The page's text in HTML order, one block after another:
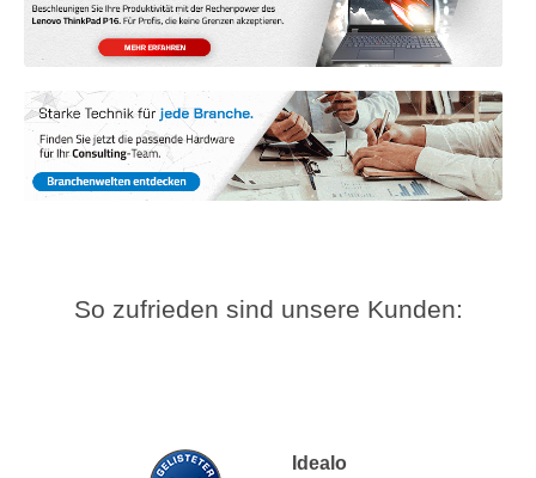
So zufrieden sind unsere Kunden:
Idealo